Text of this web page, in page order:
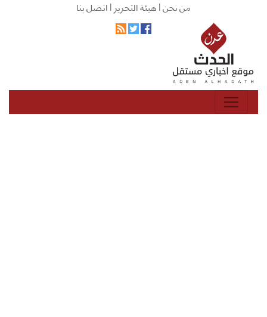
من نحن |هيئة التحرير |اتصل بنا